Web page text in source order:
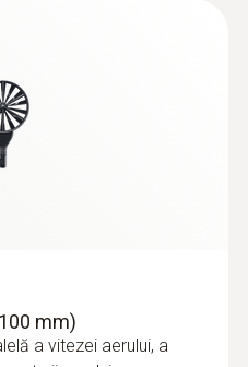
mm)
a vitezei aerului, a